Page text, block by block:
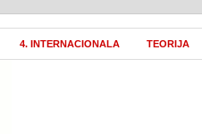
4. INTERNACIONALA TEORIJA